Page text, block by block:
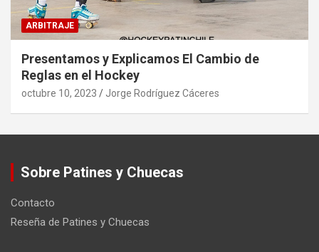
ARBITRAJE
Presentamos y Explicamos El Cambio de
Reglas en el Hockey
octubre 10, 2023 Jorge Rodríguez Cáceres
Sobre Patines y Chuecas
Contacto
Reseña de Patines y Chuecas